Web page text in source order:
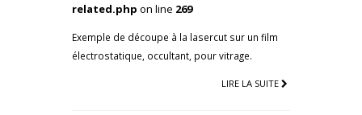
related.php on line 269
Exemple de découpe à la lasercut sur un film
électrostatique, occultant, pour vitrage.
LIRE LA SUITE